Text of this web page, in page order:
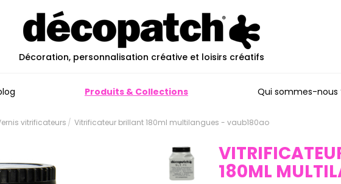
Décoration, personnalisation créative et loisirs créatifs
Produits & Collections Qui sommes-nous
vitrificateurs Vitrificateur brillant 180ml multilangues - vaub180ao
180ML